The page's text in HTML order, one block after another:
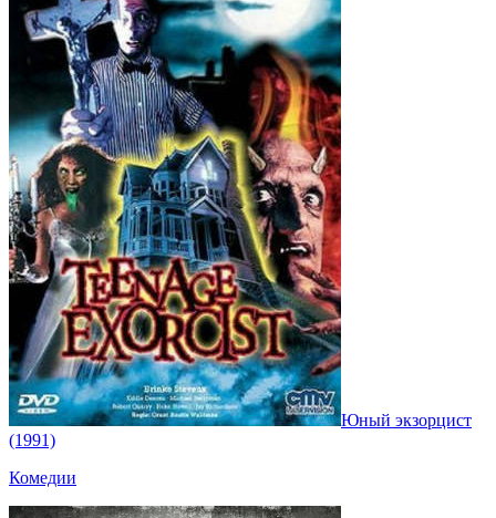
Юный экзорцист
(1991)
Комедии